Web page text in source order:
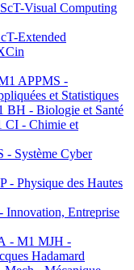
Visual Computing
Extended
APPMS -
et Statistiques
- Biologie et Santé
- Chimie et
- Système Cyber
- Physique des Hautes
Entreprise
- M1 MJH -
Hadamard